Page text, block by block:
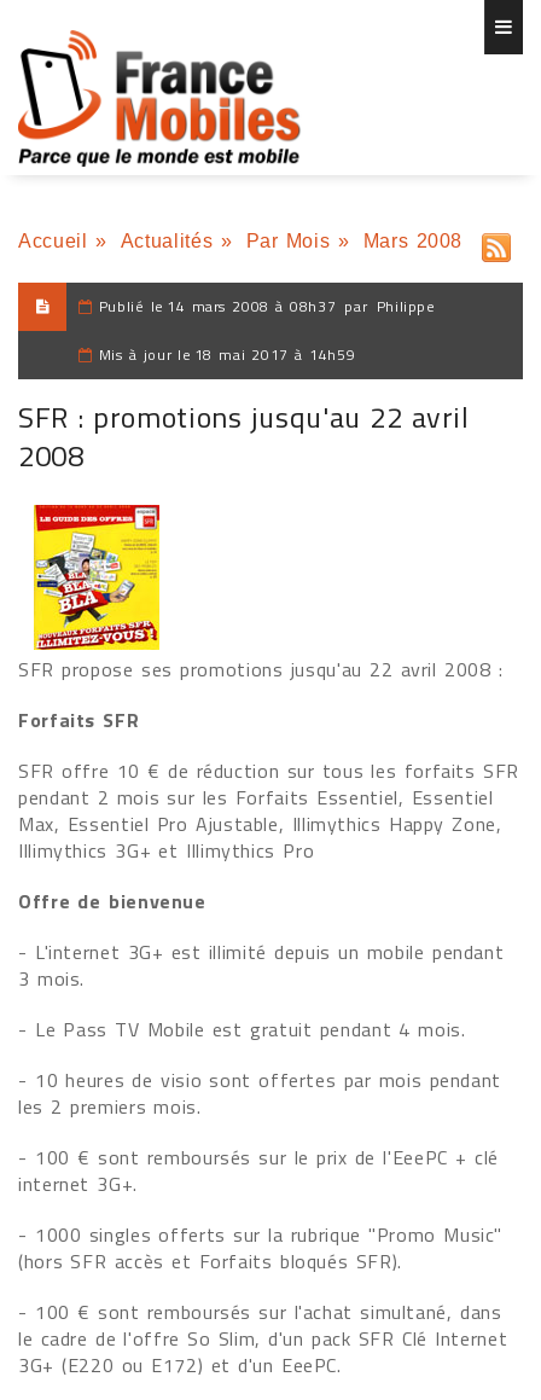
Accueil » Actualités » Par Mois » Mars 2008
Publié le 14 mars 2008 à 08h37 par Philippe
Mis à jour le 18 mai 2017 à 14h59
SFR : promotions jusqu'au 22 avril
2008
SFR propose ses promotions jusqu'au 22 avril 2008 :
Forfaits SFR
SFR offre 10 € de réduction sur tous les forfaits SFR
pendant 2 mois sur les Forfaits Essentiel, Essentiel
Max, Essentiel Pro Ajustable, Illimythics Happy Zone,
Illimythics 3G+ et Illimythics Pro
Offre de bienvenue
- L'internet 3G+ est illimité depuis un mobile pendant
3 mois.
- Le Pass TV Mobile est gratuit pendant 4 mois.
- 10 heures de visio sont offertes par mois pendant
les 2 premiers mois.
- 100 € sont remboursés sur le prix de l'EeePC + clé
internet 3G+.
- 1000 singles offerts sur la rubrique "Promo Music"
(hors SFR accès et Forfaits bloqués SFR).
- 100 € sont remboursés sur l'achat simultané, dans
le cadre de l'offre So Slim, d'un pack SFR Clé Internet
3G+ (E220 ou E172) et d'un EeePC.